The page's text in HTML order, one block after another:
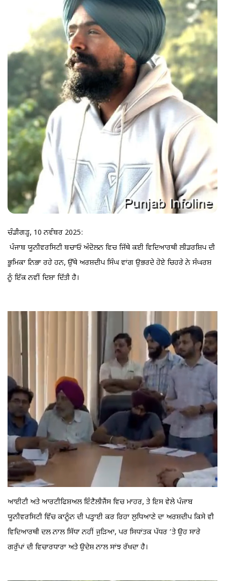
ਚੰਡੀਗੜ੍ਹ, 10 ਨਵੰਬਰ 2025:
ਪੰਜਾਬ ਯੂਨੀਵਰਸਿਟੀ ਬਚਾਓ ਅੰਦੋਲਨ ਵਿਚ ਜਿੱਥੇ ਕਈ ਵਿਦਿਆਰਥੀ ਲੀਡਰਸ਼ਿਪ ਦੀ
ਭੂਮਿਕਾ ਨਿਭਾ ਰਹੇ ਹਨ, ਉੱਥੇ ਅਰਸ਼ਦੀਪ ਸਿੰਘ ਵਾਂਗ ਉਭਰਦੇ ਹੋਏ ਚਿਹਰੇ ਨੇ ਸੰਘਰਸ਼
ਨੂੰ ਇੱਕ ਨਵੀਂ ਦਿਸ਼ਾ ਦਿੱਤੀ ਹੈ।
ਆਈਟੀ ਅਤੇ ਆਰਟੀਫਿਸ਼ਅਲ ਇੰਟੈਲੀਜੈਂਸ ਵਿਚ ਮਾਹਰ, ਤੇ ਇਸ ਵੇਲੇ ਪੰਜਾਬ
ਯੂਨੀਵਰਸਿਟੀ ਵਿੱਚ ਕਾਨੂੰਨ ਦੀ ਪੜ੍ਹਾਈ ਕਰ ਰਿਹਾ ਲੁਧਿਆਣੇ ਦਾ ਅਰਸ਼ਦੀਪ ਕਿਸੇ ਵੀ
ਵਿਦਿਆਰਥੀ ਦਲ ਨਾਲ ਸਿੱਧਾ ਨਹੀਂ ਜੁੜਿਆ, ਪਰ ਸਿਧਾਂਤਕ ਪੱਧਰ ’ਤੇ ਉਹ ਸਾਰੇ
ਗਰੁੱਪਾਂ ਦੀ ਵਿਚਾਰਧਾਰਾ ਅਤੇ ਉਦੇਸ਼ ਨਾਲ ਸਾਂਝ ਰੱਖਦਾ ਹੈ।